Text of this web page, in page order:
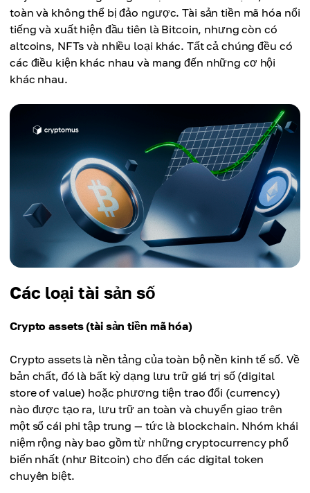
toàn và không thể bị đảo ngược. Tài sản tiền mã hóa nổi
tiếng và xuất hiện đầu tiên là Bitcoin, nhưng còn có
altcoins, NFTs và nhiều loại khác. Tất cả chúng đều có
các điều kiện khác nhau và mang đến những cơ hội
khác nhau.
Các loại tài sản số
Crypto assets (tài sản tiền mã hóa)
Crypto assets là nền tảng của toàn bộ nền kinh tế số. Về
bản chất, đó là bất kỳ dạng lưu trữ giá trị số (digital
store of value) hoặc phương tiện trao đổi (currency)
nào được tạo ra, lưu trữ an toàn và chuyển giao trên
một sổ cái phi tập trung — tức là blockchain. Nhóm khái
niệm rộng này bao gồm từ những cryptocurrency phổ
biến nhất (như Bitcoin) cho đến các digital token
chuyên biệt.